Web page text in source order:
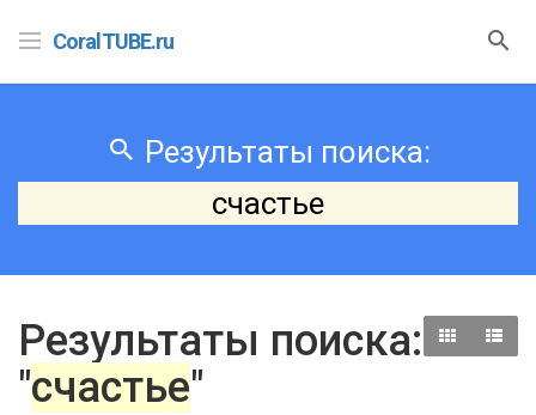
CoralTUBE.ru
Результаты поиска:
счастье
Результаты поиска:
"счастье"